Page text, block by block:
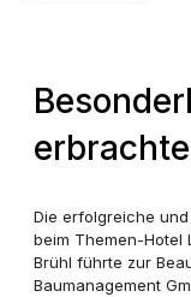
Die erfolgreiche
beim Themen-Hotel
Brühl führte zur
Baumanagement